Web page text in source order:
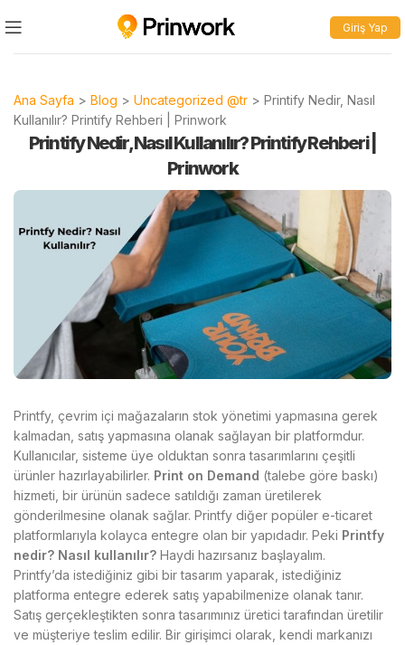
Giriş Yap
Ana Sayfa > Blog > Uncategorized @tr > Printify Nedir, Nasıl
Kullanılır? Printify Rehberi | Prinwork
Printify Nedir, Nasıl Kullanılır? Printify Rehberi |
Prinwork
Printfy, çevrim içi mağazaların stok yönetimi yapmasına gerek
kalmadan, satış yapmasına olanak sağlayan bir platformdur.
Kullanıcılar, sisteme üye olduktan sonra tasarımlarını çeşitli
ürünler hazırlayabilirler. Print on Demand (talebe göre baskı)
hizmeti, bir ürünün sadece satıldığı zaman üretilerek
gönderilmesine olanak sağlar. Printfy diğer popüler e-ticaret
platformlarıyla kolayca entegre olan bir yapıdadır. Peki Printfy
nedir? Nasıl kullanılır? Haydi hazırsanız başlayalım.
Printfy’da istediğiniz gibi bir tasarım yaparak, istediğiniz
platforma entegre ederek satış yapabilmenize olanak tanır.
Satış gerçekleştikten sonra tasarımınız üretici tarafından üretilir
ve müşteriye teslim edilir. Bir girişimci olarak, kendi markanızı